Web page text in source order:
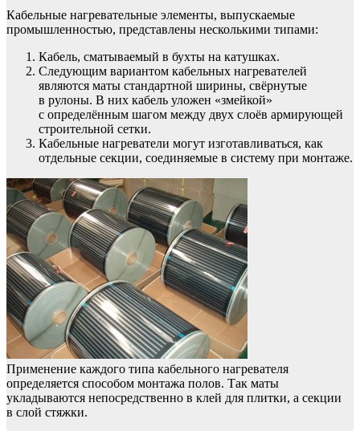
Кабельные нагревательные элементы, выпускаемые
промышленностью, представлены несколькими типами:
Кабель, сматываемый в бухты на катушках.
Следующим вариантом кабельных нагревателей
являются маты стандартной ширины, свёрнутые
в рулоны. В них кабель уложен «змейкой»
с определённым шагом между двух слоёв армирующей
строительной сетки.
Кабельные нагреватели могут изготавливаться, как
отдельные секции, соединяемые в систему при монтаже.
Применение каждого типа кабельного нагревателя
определяется способом монтажа полов. Так маты
укладываются непосредственно в клей для плитки, а секции
в слой стяжки.